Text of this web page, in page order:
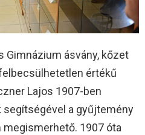
Gimnázium ásvány, kőzet
értékű
Lajos 1907-ben
a gyűjtemény
megismerhető. 1907 óta